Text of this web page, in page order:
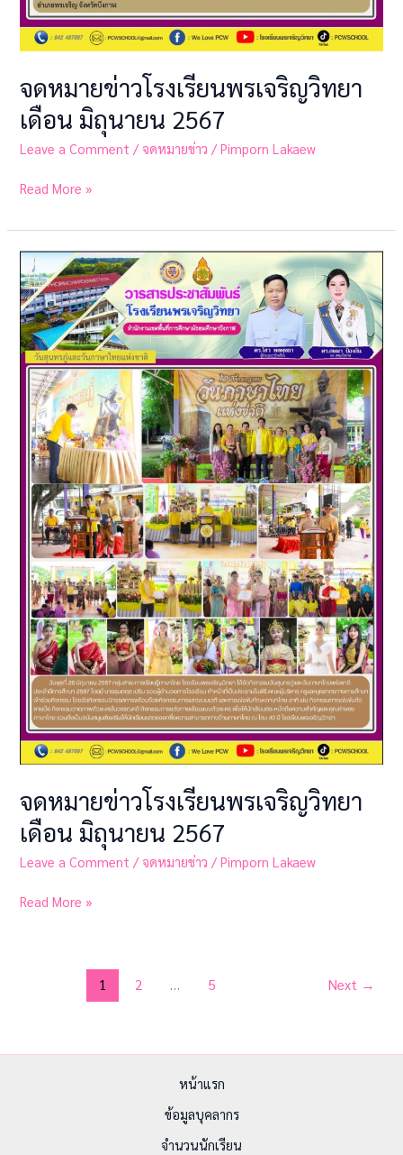
จดหมายข่าวโรงเรียนพรเจริญวิทยา
เดือน มิถุนายน 2567
Leave a Comment / จดหมายข่าว /Pimporn Lakaew
Read More »
จดหมายข่าวโรงเรียนพรเจริญวิทยา
เดือน มิถุนายน 2567
Leave a Comment / จดหมายข่าว /Pimporn Lakaew
จดหมาย
ข่าว
โรงเรียน
พรเจริญ
วิทยา
เดือน
มิถุนายน
2567
Read More »
1 2 … 5 Next →
หน้าแรก
ข้อมูลบุคลากร
จำนวนนักเรียน